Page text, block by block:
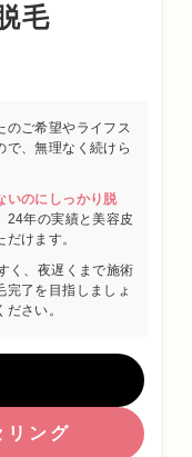
毛
のご希望やライフス
で、無理なく続けら
いのにしっかり脱
24年の実績と美容皮
けます。
く、夜遅くまで施術
了を目指しましょ
さい。
リング